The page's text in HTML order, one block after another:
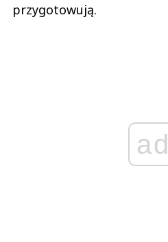
przygotowują.
ad